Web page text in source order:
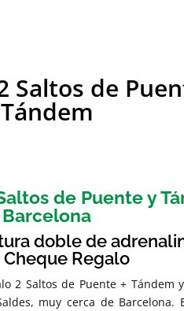
Saltos de
Tándem
de Puente y
Barcelona
doble de
Regalo
2 Saltos de Puente + Tándem
muy cerca de Barcelona.